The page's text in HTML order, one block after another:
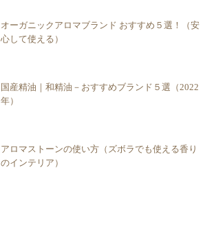
オーガニックアロマブランド おすすめ５選！（安
心して使える）
国産精油｜和精油－おすすめブランド５選（2022
年）
アロマストーンの使い方（ズボラでも使える香り
のインテリア）